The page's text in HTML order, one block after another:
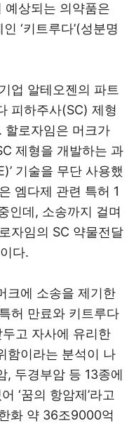
예상되는 의약품은
‘키트루다’(성분명
업 알테오젠의 파트
피하주사(SC) 제형
할로자임은 머크가
제형을 개발하는 과
기술을 무단 사용했
엠다제 관련 특허 1
인데, 소송까지 걸며
자임의 SC 약물전달
다.
크에 소송을 제기한
허 만료와 키트루다
고 자사에 유리한
함이라는 분석이 나
, 두경부암 등 13종에
‘꿈의 항암제’라고
화 약 36조9000억